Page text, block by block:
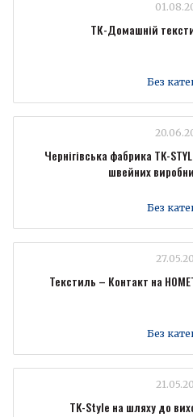
ТК-Домашній
Без
Чернігівська фабрика TK-
швейних
Без
Текстиль – Контакт на
Без
TK-Style на шляху до